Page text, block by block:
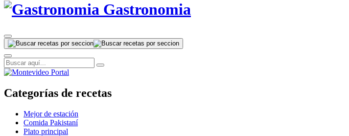
Gastronomia
Categorías de recetas
Mejor de estación
Comida Pakistaní
Plato principal